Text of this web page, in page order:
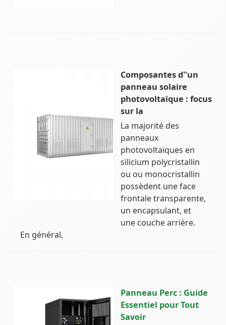
Composantes d''un
panneau solaire
photovoltaïque : focus
sur la
La majorité des
panneaux
photovoltaïques en
silicium polycristallin
ou ou monocristallin
possèdent une face
frontale transparente,
un encapsulant, et
une couche arrière.
En général,
Panneau Perc : Guide
Essentiel pour Tout
Savoir